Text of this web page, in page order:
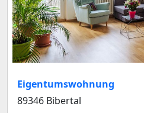
Eigentumswohnung
89346 Bibertal